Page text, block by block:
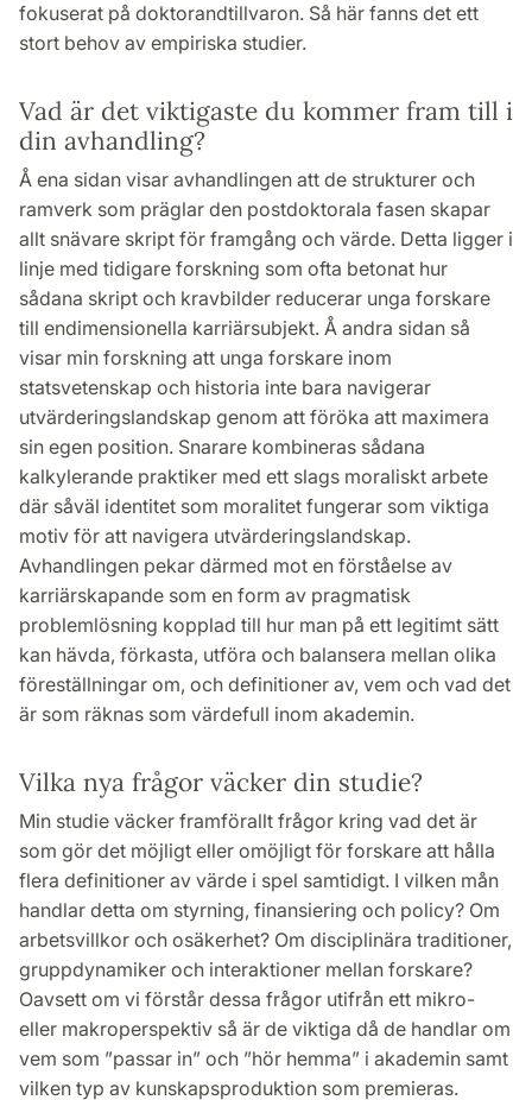
fokuserat på doktorandtillvaron. Så här fanns det ett
stort behov av empiriska studier.
Vad är det viktigaste du kommer fram till i
din avhandling?
Å ena sidan visar avhandlingen att de strukturer och
ramverk som präglar den postdoktorala fasen skapar
allt snävare skript för framgång och värde. Detta ligger i
linje med tidigare forskning som ofta betonat hur
sådana skript och kravbilder reducerar unga forskare
till endimensionella karriärsubjekt. Å andra sidan så
visar min forskning att unga forskare inom
statsvetenskap och historia inte bara navigerar
utvärderingslandskap genom att föröka att maximera
sin egen position. Snarare kombineras sådana
kalkylerande praktiker med ett slags moraliskt arbete
där såväl identitet som moralitet fungerar som viktiga
motiv för att navigera utvärderingslandskap.
Avhandlingen pekar därmed mot en förståelse av
karriärskapande som en form av pragmatisk
problemlösning kopplad till hur man på ett legitimt sätt
kan hävda, förkasta, utföra och balansera mellan olika
föreställningar om, och definitioner av, vem och vad det
är som räknas som värdefull inom akademin.
Vilka nya frågor väcker din studie?
Min studie väcker framförallt frågor kring vad det är
som gör det möjligt eller omöjligt för forskare att hålla
flera definitioner av värde i spel samtidigt. I vilken mån
handlar detta om styrning, finansiering och policy? Om
arbetsvillkor och osäkerhet? Om disciplinära traditioner,
gruppdynamiker och interaktioner mellan forskare?
Oavsett om vi förstår dessa frågor utifrån ett mikro-
eller makroperspektiv så är de viktiga då de handlar om
vem som ”passar in” och ”hör hemma” i akademin samt
vilken typ av kunskapsproduktion som premieras.